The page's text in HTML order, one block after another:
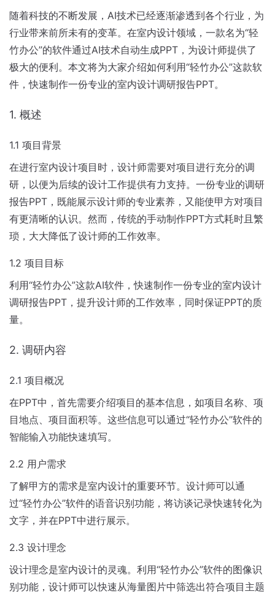
随着科技的不断发展，AI技术已经逐渐渗透到各个行业，为
行业带来前所未有的变革。在室内设计领域，一款名为“轻
竹办公”的软件通过AI技术自动生成PPT，为设计师提供了
极大的便利。本文将为大家介绍如何利用“轻竹办公”这款软
件，快速制作一份专业的室内设计调研报告PPT。
1. 概述
1.1 项目背景
在进行室内设计项目时，设计师需要对项目进行充分的调
研，以便为后续的设计工作提供有力支持。一份专业的调研
报告PPT，既能展示设计师的专业素养，又能使甲方对项目
有更清晰的认识。然而，传统的手动制作PPT方式耗时且繁
琐，大大降低了设计师的工作效率。
1.2 项目目标
利用“轻竹办公”这款AI软件，快速制作一份专业的室内设计
调研报告PPT，提升设计师的工作效率，同时保证PPT的质
量。
2. 调研内容
2.1 项目概况
在PPT中，首先需要介绍项目的基本信息，如项目名称、项
目地点、项目面积等。这些信息可以通过“轻竹办公”软件的
智能输入功能快速填写。
2.2 用户需求
了解甲方的需求是室内设计的重要环节。设计师可以通
过“轻竹办公”软件的语音识别功能，将访谈记录快速转化为
文字，并在PPT中进行展示。
2.3 设计理念
设计理念是室内设计的灵魂。利用“轻竹办公”软件的图像识
别功能，设计师可以快速从海量图片中筛选出符合项目主题